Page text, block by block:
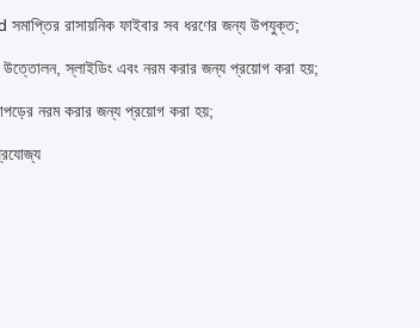
রাসায়নিক ফাইবার সব ধরণের জন্য উপযুক্ত;
স্লাইডিং এবং নরম করার জন্য প্রয়োগ করা হয়;
নরম করার জন্য প্রয়োগ করা হয়;